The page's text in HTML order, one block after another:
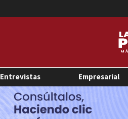
Entrevistas Empresarial